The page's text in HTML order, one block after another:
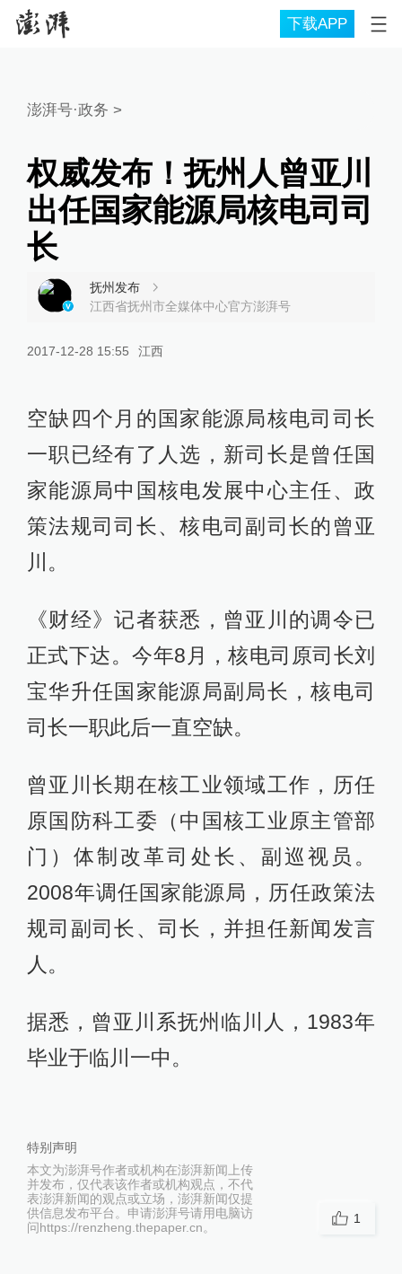
下载APP
澎湃号·政务 >
权威发布！抚州人曾亚川
出任国家能源局核电司司
长
抚州发布
江西省抚州市全媒体中心官方澎湃号
2017-12-28 15:55 江西
空缺四个月的国家能源局核电司司长
一职已经有了人选，新司长是曾任国
家能源局中国核电发展中心主任、政
策法规司司长、核电司副司长的曾亚
川。
《财经》记者获悉，曾亚川的调令已
正式下达。今年8月，核电司原司长刘
宝华升任国家能源局副局长，核电司
司长一职此后一直空缺。
曾亚川长期在核工业领域工作，历任
原国防科工委（中国核工业原主管部
门）体制改革司处长、副巡视员。
2008年调任国家能源局，历任政策法
规司副司长、司长，并担任新闻发言
人。
据悉，曾亚川系抚州临川人，1983年
毕业于临川一中。
特别声明
本文为澎湃号作者或机构在澎湃新闻上传
并发布，仅代表该作者或机构观点，不代
表澎湃新闻的观点或立场，澎湃新闻仅提
供信息发布平台。申请澎湃号请用电脑访
问https://renzheng.thepaper.cn。
1